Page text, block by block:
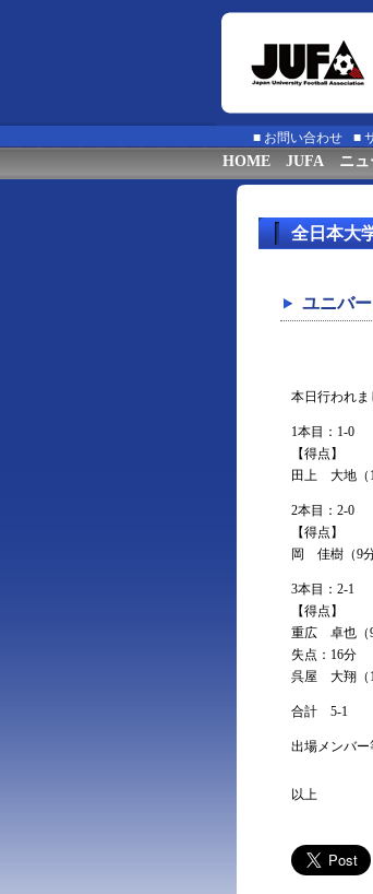
■ お問い合わせ ■
HOME JUFA ニュ
全日本大
ユニバ
本日行われま
1本目：1-0
【得点】
田上 大地（
2本目：2-0
【得点】
岡 佳樹（9分
3本目：2-1
【得点】
重広 卓也（9
失点：16分
呉屋 大翔（
合計 5-1
出場メンバー
以上